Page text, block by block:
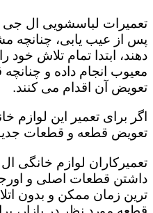
تعمیرات لباسشویی ال جی
پس از عیب یابی،
دهند، ابتدا تمام تلاش خود
معیوب انجام داده و
تعویض آن اقدام می کنند.
اگر برای تعمیر این لوازم
تعویض قطعه و قطعات جدید
تعمیرکاران لوازم خانگی ال
داشتن قطعات اصلی و
ترین زمان ممکن و بدون